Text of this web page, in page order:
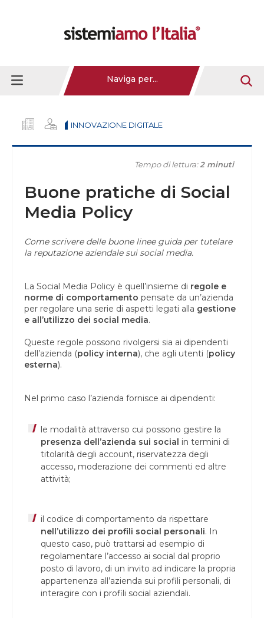
Naviga per...
INNOVAZIONE DIGITALE
Tempo di lettura:2 minuti
Buone pratiche di Social
Media Policy
Come scrivere delle buone linee guida per tutelare
la reputazione aziendale sui social media.
La Social Media Policy è quell’insieme di regole e
norme di comportamento pensate da un’azienda
per regolare una serie di aspetti legati alla gestione
e all’utilizzo dei social media.
Queste regole possono rivolgersi sia ai dipendenti
dell’azienda (policy interna), che agli utenti (policy
esterna).
Nel primo caso l’azienda fornisce ai dipendenti:
le modalità attraverso cui possono gestire la
presenza dell’azienda sui social in termini di
titolarità degli account, riservatezza degli
accesso, moderazione dei commenti ed altre
attività;
il codice di comportamento da rispettare
nell’utilizzo dei profili social personali. In
questo caso, può trattarsi ad esempio di
regolamentare l’accesso ai social dal proprio
posto di lavoro, di un invito ad indicare la propria
appartenenza all’azienda sui profili personali, di
interagire con i profili social aziendali.